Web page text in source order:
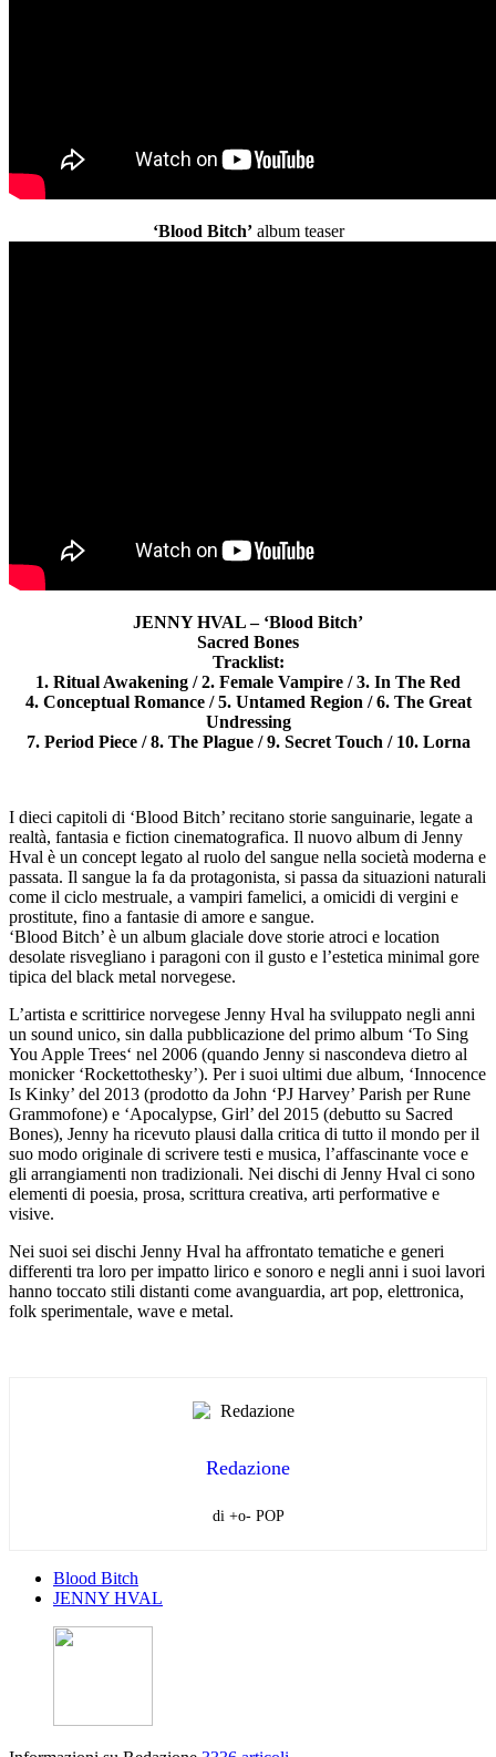
‘Blood Bitch’album teaser
JENNY HVAL – ‘Blood Bitch’
Sacred Bones
Tracklist:
1. Ritual Awakening / 2. Female Vampire / 3. In The Red
4. Conceptual Romance / 5. Untamed Region / 6. The Great
Undressing
7. Period Piece / 8. The Plague / 9. Secret Touch / 10. Lorna
I dieci capitoli di ‘Blood Bitch’ recitano storie sanguinarie, legate a
realtà, fantasia e fiction cinematografica. Il nuovo album di Jenny
Hval è un concept legato al ruolo del sangue nella società moderna e
passata. Il sangue la fa da protagonista, si passa da situazioni naturali
come il ciclo mestruale, a vampiri famelici, a omicidi di vergini e
prostitute, fino a fantasie di amore e sangue.
‘Blood Bitch’ è un album glaciale dove storie atroci e location
desolate risvegliano i paragoni con il gusto e l’estetica minimal gore
tipica del black metal norvegese.
L’artista e scrittirice norvegese Jenny Hval ha sviluppato negli anni
un sound unico, sin dalla pubblicazione del primo album ‘To Sing
You Apple Trees‘ nel 2006 (quando Jenny si nascondeva dietro al
monicker ‘Rockettothesky’). Per i suoi ultimi due album, ‘Innocence
Is Kinky’ del 2013 (prodotto da John ‘PJ Harvey’ Parish per Rune
Grammofone) e ‘Apocalypse, Girl’ del 2015 (debutto su Sacred
Bones), Jenny ha ricevuto plausi dalla critica di tutto il mondo per il
suo modo originale di scrivere testi e musica, l’affascinante voce e
gli arrangiamenti non tradizionali. Nei dischi di Jenny Hval ci sono
elementi di poesia, prosa, scrittura creativa, arti performative e
visive.
Nei suoi sei dischi Jenny Hval ha affrontato tematiche e generi
differenti tra loro per impatto lirico e sonoro e negli anni i suoi lavori
hanno toccato stili distanti come avanguardia, art pop, elettronica,
folk sperimentale, wave e metal.
Redazione
di +o- POP
Blood Bitch
JENNY HVAL